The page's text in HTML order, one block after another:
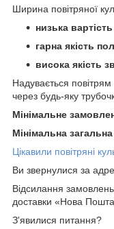
Ширина повітряної
низька вартість
гарна якість
висока якість
Надувається повітрям
через будь-яку
Мінімальне
Мінімальна
Цікавили повітряні
Ви звернулися за
Відсилання
доставки «Нова
З'явилися питання?